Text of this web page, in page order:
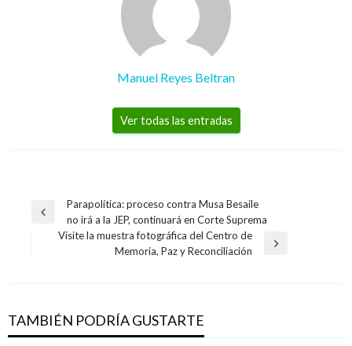
Manuel Reyes Beltran
Ver todas las entradas
Navegación
Entrada
anterior
Parapolítica: proceso contra Musa Besaile
no irá a la JEP, continuará en Corte Suprema
Visite la muestra fotográfica del Centro de
Memoria, Paz y Reconciliación
TAMBIÉN PODRÍA GUSTARTE
Corto Plazo por $200 mil millones
Iván Briceño martes enero 10, 2017